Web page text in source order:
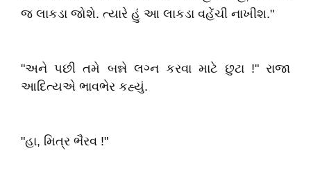
જ લાકડા જોશે. ત્યારે હું આ લાકડા વહેંચી નાખીશ."
"અને પછી તમે બન્ને લગ્ન કરવા માટે છુટા !" રાજા
આદિત્યએ ભાવભેર કહ્યું.
"હા, મિત્ર ભૈરવ !"